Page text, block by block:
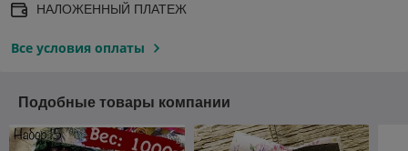
НАЛОЖЕННЫЙ ПЛАТЕЖ
Все условия оплаты
Подобные товары компании